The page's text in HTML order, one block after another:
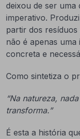
deixou de ser
imperativo.
partir dos
não é apenas uma
concreta e
Como sintetiza o
“Na natureza,
transforma.”
É esta a história